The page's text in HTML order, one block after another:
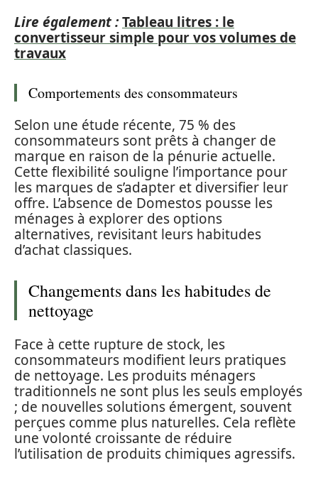
Lire également :Tableau litres : le
convertisseur simple pour vos volumes de
travaux
Comportements des consommateurs
Selon une étude récente, 75 % des
consommateurs sont prêts à changer de
marque en raison de la pénurie actuelle.
Cette flexibilité souligne l’importance pour
les marques de s’adapter et diversifier leur
offre. L’absence de Domestos pousse les
ménages à explorer des options
alternatives, revisitant leurs habitudes
d’achat classiques.
Changements dans les habitudes de
nettoyage
Face à cette rupture de stock, les
consommateurs modifient leurs pratiques
de nettoyage. Les produits ménagers
traditionnels ne sont plus les seuls employés
; de nouvelles solutions émergent, souvent
perçues comme plus naturelles. Cela reflète
une volonté croissante de réduire
l’utilisation de produits chimiques agressifs.